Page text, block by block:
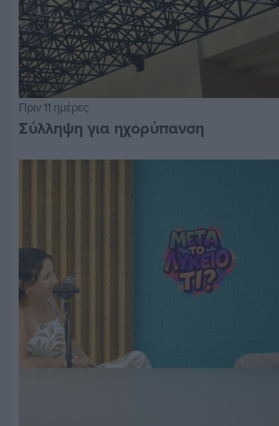
Πριν 11 ημέρες
Σύλληψη για ηχορύπανση